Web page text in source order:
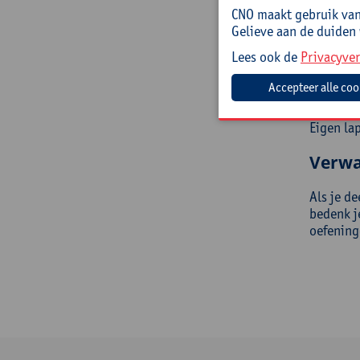
Leraren
wat
Mee
Eigen
Als je
bedenk
CNO maakt gebruik
Gelieve aan de
Lees ook de